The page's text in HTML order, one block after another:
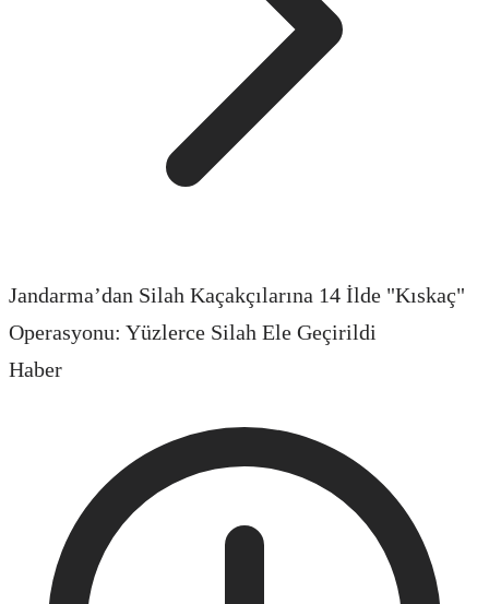
Jandarma’dan Silah Kaçakçılarına 14 İlde "Kıskaç"
Operasyonu: Yüzlerce Silah Ele Geçirildi
Haber